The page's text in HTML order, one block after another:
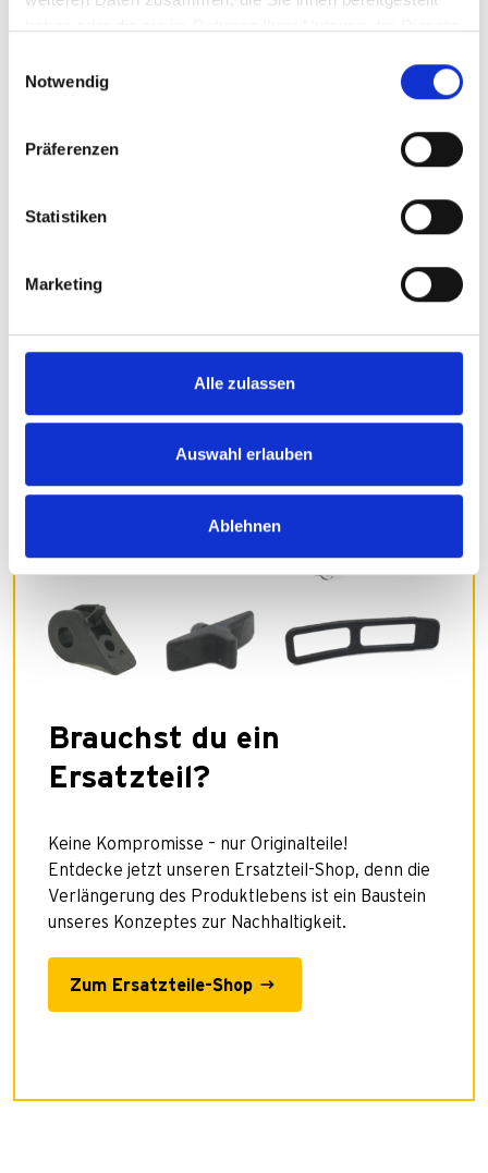
Notwendig
Präferenzen
Statistiken
Marketing
Alle zulassen
Auswahl erlauben
Ablehnen
Brauchst du ein
Ersatzteil?
Keine Kompromisse – nur Originalteile!
Entdecke jetzt unseren Ersatzteil-Shop, denn die
Verlängerung des Produktlebens ist ein Baustein
unseres Konzeptes zur Nachhaltigkeit.
Zum Ersatzteile-Shop